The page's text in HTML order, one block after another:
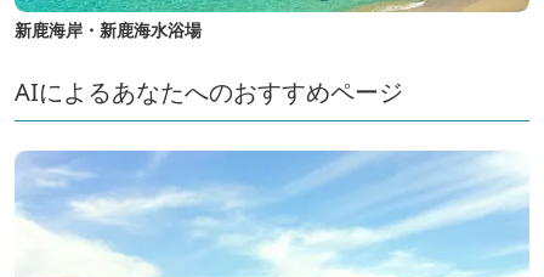
新鹿海岸・新鹿海水浴場
AIによるあなたへのおすすめページ